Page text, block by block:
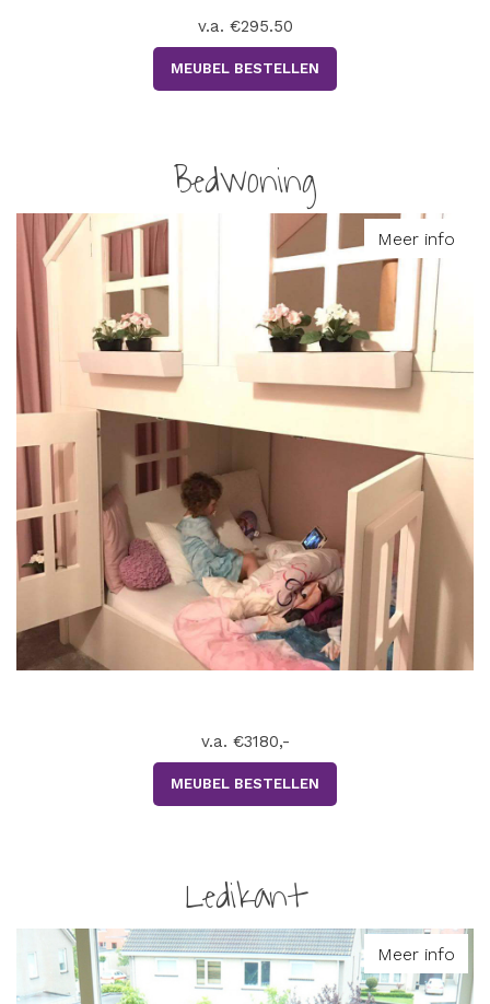
v.a. €295.50
MEUBEL BESTELLEN
Bedwoning
Meer info
v.a. €3180,-
MEUBEL BESTELLEN
Ledikant
Meer info